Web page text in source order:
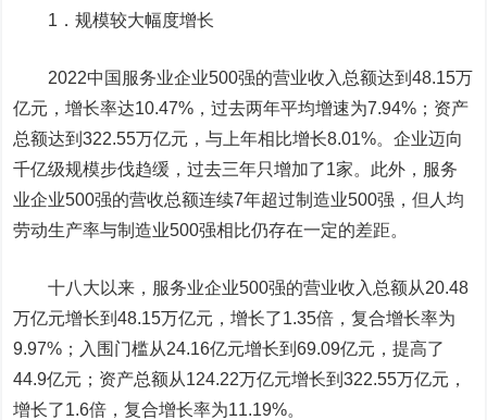
1．规模较大幅度增长
2022中国服务业企业500强的营业收入总额达到48.15万
亿元，增长率达10.47%，过去两年平均增速为7.94%；资产
总额达到322.55万亿元，与上年相比增长8.01%。企业迈向
千亿级规模步伐趋缓，过去三年只增加了1家。此外，服务
业企业500强的营收总额连续7年超过制造业500强，但人均
劳动生产率与制造业500强相比仍存在一定的差距。
十八大以来，服务业企业500强的营业收入总额从20.48
万亿元增长到48.15万亿元，增长了1.35倍，复合增长率为
9.97%；入围门槛从24.16亿元增长到69.09亿元，提高了
44.9亿元；资产总额从124.22万亿元增长到322.55万亿元，
增长了1.6倍，复合增长率为11.19%。